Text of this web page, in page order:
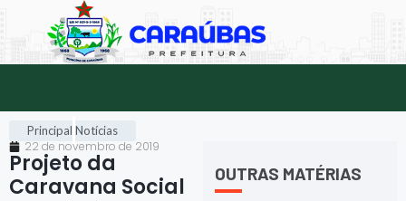
Principal Notícias
22 de novembro de 2019
Projeto da
Caravana Social
OUTRAS MATÉRIAS